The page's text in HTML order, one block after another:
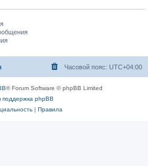
Часовой пояс: UTC+04:00
® Forum Software © phpBB Limited
поддержка phpBB
| Правила